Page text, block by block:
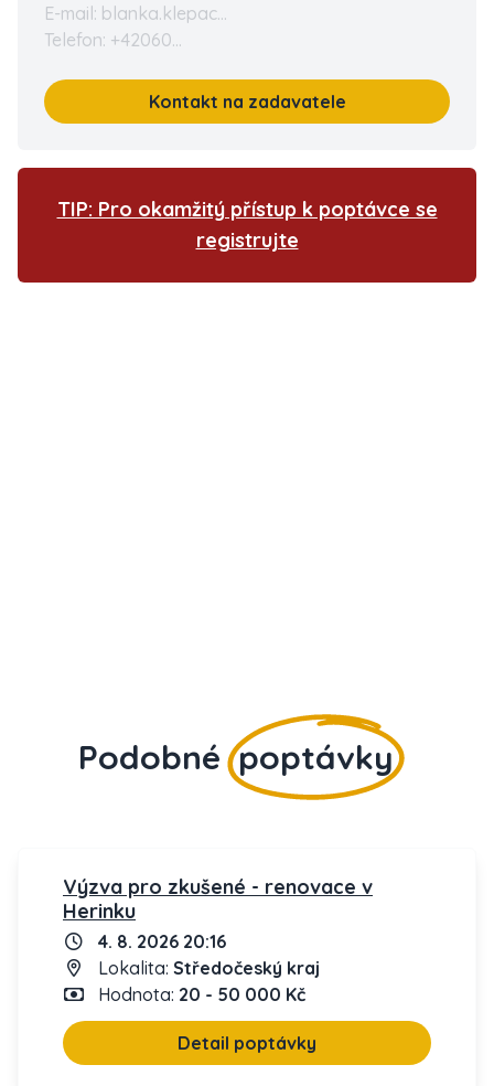
E-mail: blanka.klepac...
Telefon: +42060...
Kontakt na zadavatele
TIP: Pro okamžitý přístup k poptávce se
registrujte
Podobné poptávky
Výzva pro zkušené - renovace v
Herinku
4. 8. 2026 20:16
Lokalita: Středočeský kraj
Hodnota: 20 - 50 000 Kč
Detail poptávky